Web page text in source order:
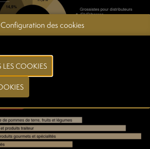
Configuration des cookies